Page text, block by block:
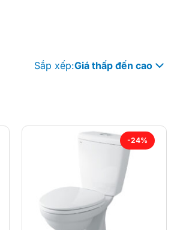
Sắp xếp:Giá thấp đến cao
-24%